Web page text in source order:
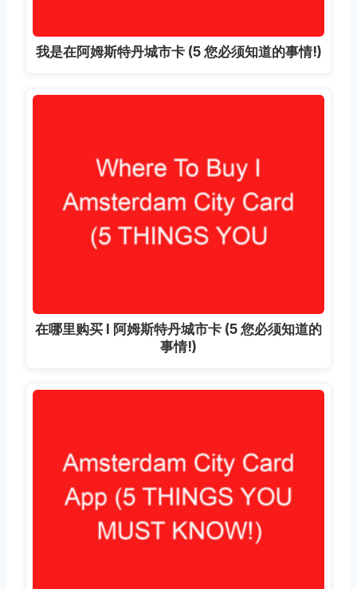
我是在阿姆斯特丹城市卡 (5 您必须知道的事情!)
在哪里购买 I 阿姆斯特丹城市卡 (5 您必须知道的
事情!)